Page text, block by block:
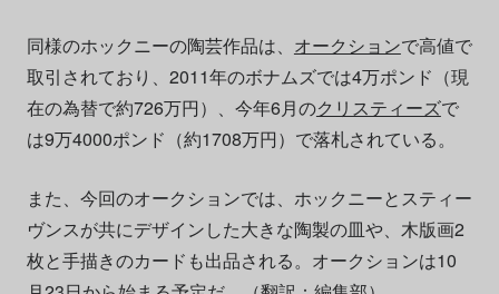
同様のホックニーの陶芸作品は、 オークションで高値で
取引されており、2011年のボナムズでは4万ポンド（現
在の為替で約726万円）、今年6月のクリスティーズで
は9万4000ポンド（約1708万円）で落札されている。
また、今回のオークションでは、ホックニーとスティー
ヴンスが共にデザインした大きな陶製の皿や、木版画2
枚と手描きのカードも出品される。オークションは10